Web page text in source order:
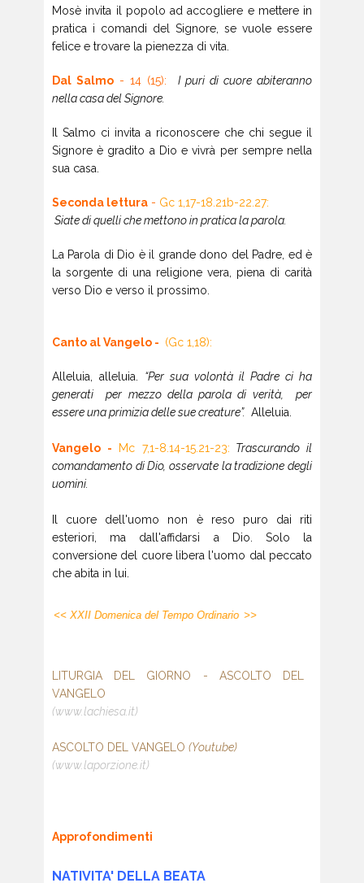
Mosè invita il popolo ad accogliere e mettere in
pratica i comandi del Signore, se vuole essere
felice e trovare la pienezza di vita.
Dal Salmo - 14 (15):
I puri di cuore abiteranno
nella casa del Signore.
Il Salmo ci invita a riconoscere che chi segue il
Signore è gradito a Dio e vivrà per sempre nella
sua casa.
Seconda lettura - Gc 1,17-18.21b-22.27:
Siate di quelli che mettono in pratica la parola.
La Parola di Dio è il grande dono del Padre, ed è
la sorgente di una religione vera, piena di carità
verso Dio e verso il prossimo.
Canto al Vangelo - (Gc 1,18):
Alleluia, alleluia. “Per sua volontà il Padre ci ha
generati per mezzo della parola di verità, per
essere una primizia delle sue creature”. Alleluia.
Vangelo - Mc 7,1-8.14-15.21-23: Trascurando il
comandamento di Dio, osservate la tradizione degli
uomini.
Il cuore dell'uomo non è reso puro dai riti
esteriori, ma dall'affidarsi a Dio. Solo la
conversione del cuore libera l'uomo dal peccato
che abita in lui.
<< XXII Domenica del Tempo Ordinario >>
LITURGIA DEL GIORNO - ASCOLTO DEL
VANGELO
(www.lachiesa.it)
ASCOLTO DEL VANGELO (Youtube)
(www.laporzione.it)
Approfondimenti
NATIVITA' DELLA BEATA